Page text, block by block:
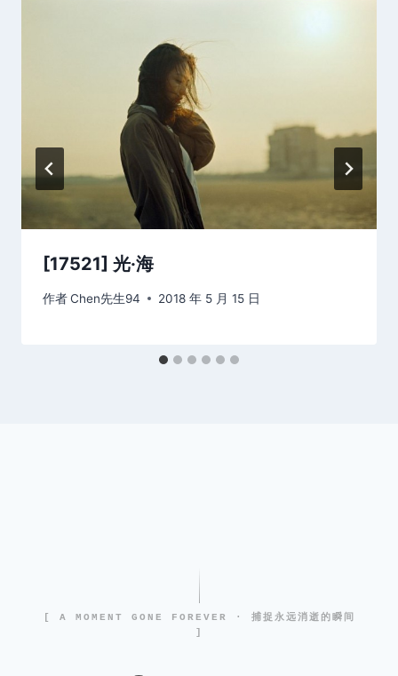
[17521] 光·海
作者Chen先生94 2018 年 5 月 15 日
[ A MOMENT GONE FOREVER · 捕捉永远消逝的瞬间
]